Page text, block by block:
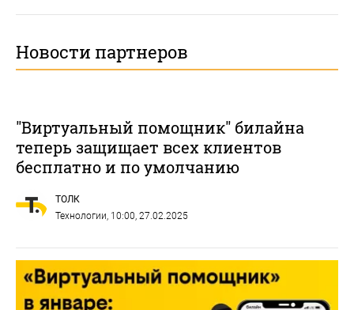
Новости партнеров
"Виртуальный помощник" билайна
теперь защищает всех клиентов
бесплатно и по умолчанию
ТОЛК
Технологии , 10:00, 27.02.2025